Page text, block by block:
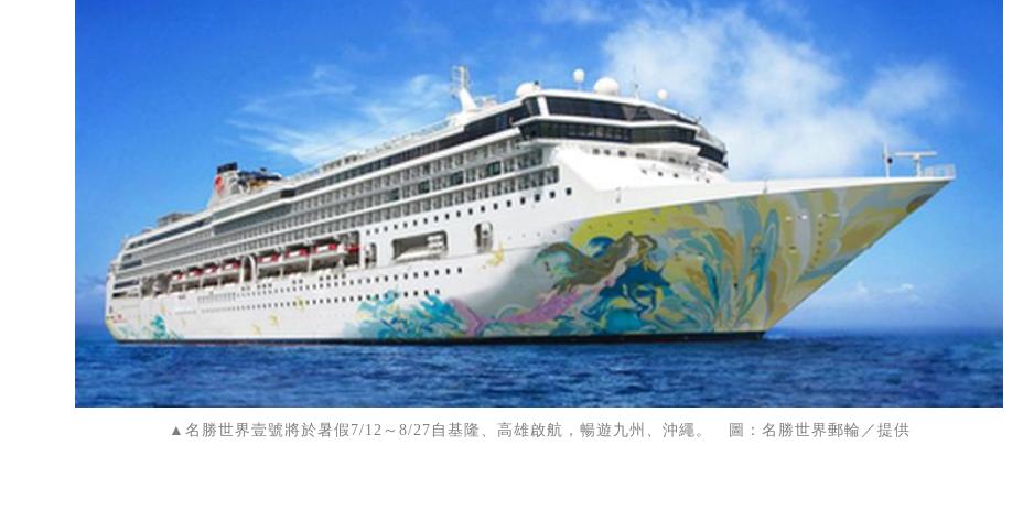
▲名勝世界壹號將於暑假7/12～8/27自基隆、高雄啟航，暢遊九州、沖繩。 圖：名勝世界郵輪／提供